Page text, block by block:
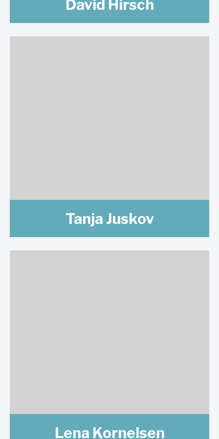
David Hirsch
Tanja Juskov
Lena Kornelsen